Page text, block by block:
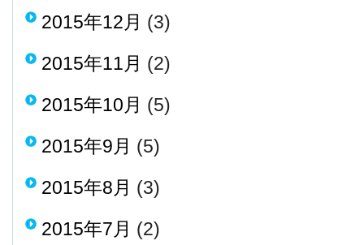
2015年12月 (3)
2015年11月 (2)
2015年10月 (5)
2015年9月 (5)
2015年8月 (3)
2015年7月 (2)